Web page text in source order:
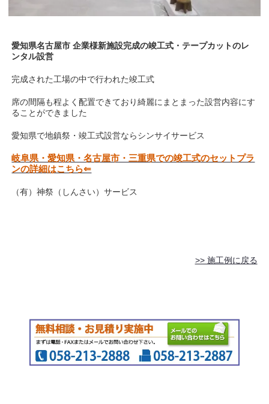
愛知県名古屋市 企業様新施設完成の竣工式・テープカットのレ
ンタル設営
完成された工場の中で行われた竣工式
席の間隔も程よく配置できており綺麗にまとまった設営内容にす
ることができました
愛知県で地鎮祭・竣工式設営ならシンサイサービス
岐阜県・愛知県・名古屋市・三重県での竣工式のセットプラ
ンの詳細はこちら⇐
（有）神祭（しんさい）サービス
>> 施工例に戻る